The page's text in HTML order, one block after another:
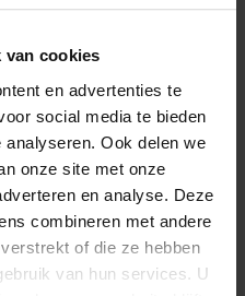
van cookies
en advertenties te
social media te bieden
Ook delen we
onze site met onze
en analyse. Deze
combineren met andere
of die ze hebben
van hun services. U